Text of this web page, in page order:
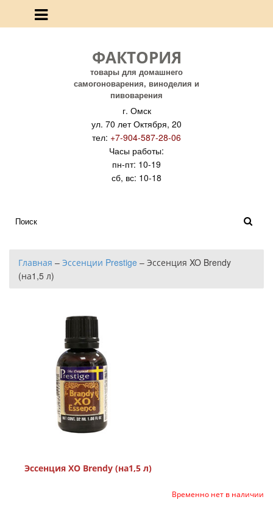
ФАКТОРИЯ
товары для домашнего
самогоноварения, виноделия и
пивоварения
г. Омск
ул. 70 лет Октября, 20
тел: +7-904-587-28-06
Часы работы:
пн-пт: 10-19
сб, вс: 10-18
Главная – Эссенции Prestige – Эссенция XO Brendy
(на1,5 л)
Эссенция XO Brendy (на1,5 л)
Временно нет в наличии